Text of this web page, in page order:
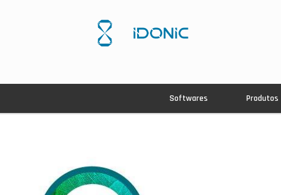
Softwares Produtos